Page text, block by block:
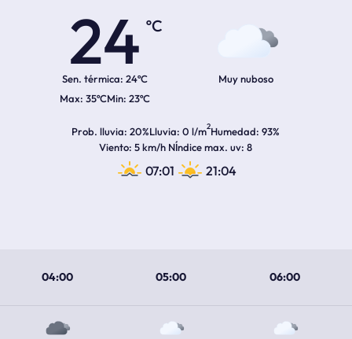
24
ºC
Sen. térmica: 24ºC
35ºC 23ºC
Muy nuboso
Prob. lluvia 20%Lluvia 0 l/m2Humedad 93%
Viento 5 km/h NÍndice max. uv 8
07:01 21:04
04:00 05:00 06:00